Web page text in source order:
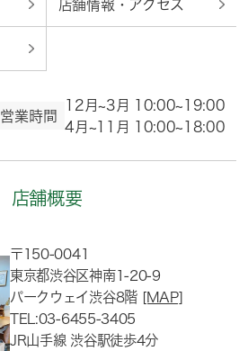
店舗情報・アクセス
営業時間
12月~3月 10:00~19:00
4月~11月 10:00~18:00
店舗概要
〒150-0041
東京都渋谷区神南1-20-9
パークウェイ渋谷8階 [MAP]
TEL:03-6455-3405
JR山手線 渋谷駅徒歩4分